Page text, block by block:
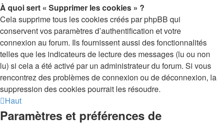
À quoi sert « Supprimer les cookies » ?
Cela supprime tous les cookies créés par phpBB qui
conservent vos paramètres d’authentification et votre
connexion au forum. Ils fournissent aussi des fonctionnalités
telles que les indicateurs de lecture des messages (lu ou non
lu) si cela a été activé par un administrateur du forum. Si vous
rencontrez des problèmes de connexion ou de déconnexion, la
suppression des cookies pourrait les résoudre.
Haut
Paramètres et préférences de